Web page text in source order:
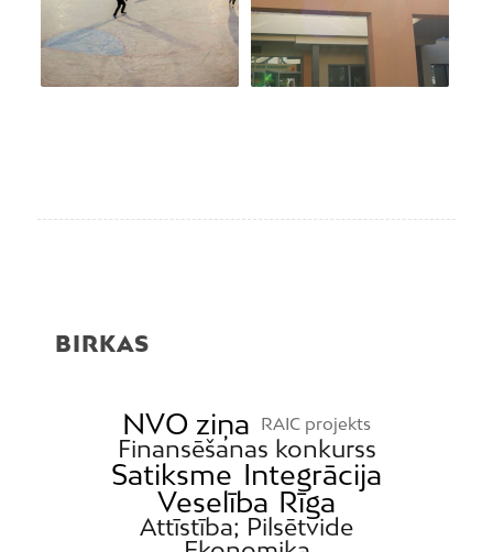
BIRKAS
NVO ziņa RAIC projekts
Finansēšanas konkurss
Satiksme Integrācija
Veselība Rīga
Attīstība; Pilsētvide